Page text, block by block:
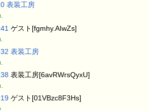
表装工房
ゲスト[fgmhy.AIwZs]
表装工房
表装工房[6avRWrsQyxU]
ゲスト[01VBzc8F3Hs]